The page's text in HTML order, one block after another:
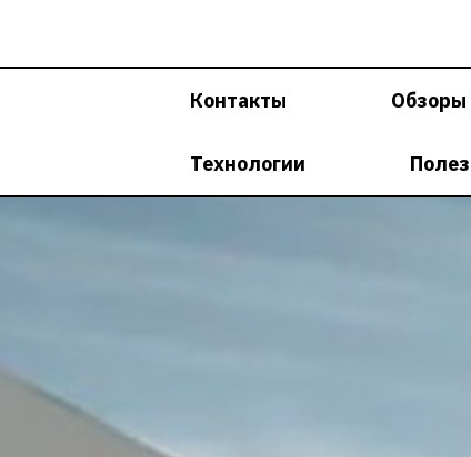
Контакты Обзоры
Технологии